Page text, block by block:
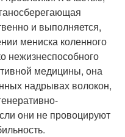
и выполняется,
мениска коленного
нежизнеспособного
медицины, она
надрывах волокон,
они не провоцируют